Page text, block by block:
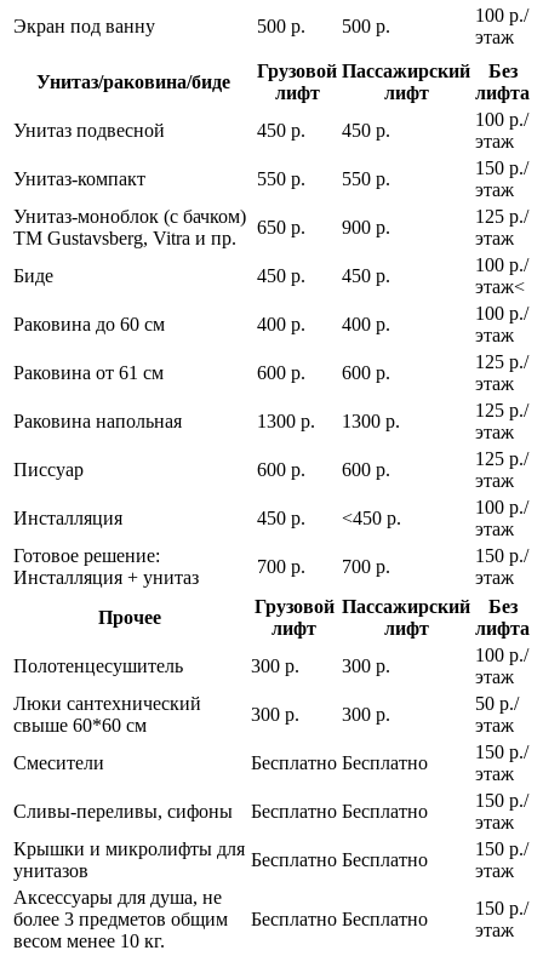
Экран под ванну
500 р. 500 р.
100 р./
этаж
Унитаз/раковина/биде
Грузовой
лифт
Пассажирский
лифт
Без
лифта
Унитаз подвесной
450 р. 450 р.
100 р./
этаж
Унитаз-компакт
550 р. 550 р.
150 р./
этаж
Унитаз-моноблок (с бачком)
ТМ Gustavsberg, Vitra и пр.
650 р. 900 р.
125 р./
этаж
Биде
450 р. 450 р.
100 р./
этаж<
Раковина до 60 см
400 р. 400 р.
100 р./
этаж
Раковина от 61 см
600 р. 600 р.
125 р./
этаж
Раковина напольная
1300 р. 1300 р.
125 р./
этаж
Писсуар
600 р. 600 р.
125 р./
этаж
Инсталляция
450 р. <450 р.
100 р./
этаж
Готовое решение:
Инсталляция + унитаз
700 р. 700 р.
150 р./
этаж
Прочее
Грузовой
лифт
Пассажирский
лифт
Без
лифта
Полотенцесушитель
300 р. 300 р.
100 р./
этаж
Люки сантехнический
свыше 60*60 см
300 р. 300 р.
50 р./
этаж
Смесители
Бесплатно Бесплатно
150 р./
этаж
Сливы-переливы, сифоны
Бесплатно Бесплатно
150 р./
этаж
Крышки и микролифты для
унитазов
Бесплатно Бесплатно
150 р./
этаж
Аксессуары для душа, не
более 3 предметов общим
весом менее 10 кг.
Бесплатно Бесплатно
150 р./
этаж